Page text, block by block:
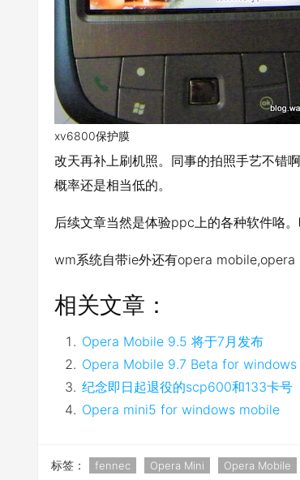
xv6800保护膜
改天再补上刷机照。同事的拍照手艺不错
概率还是相当低的。
后续文章当然是体验ppc上的各种软件咯
wm系统自带ie外还有opera mobile,opera
相关文章：
Opera Mobile 9.5 将于7月发布
Opera Mobile 9.7 Beta for
纪念即日起退役的scp600和133卡号
Opera mini5 for windows mobile
标签： fennec Opera Mini Opera Mobile